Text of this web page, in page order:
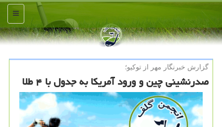
منو
گزارش خبرنگار مهر از توكیو؛
صدرنشینی چین و ورود آمریكا به جدول با ۴ طلا